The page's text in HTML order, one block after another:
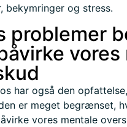
bekymringer og stress.
problemer
vores
har også den
er meget begrænset,
vores mentale